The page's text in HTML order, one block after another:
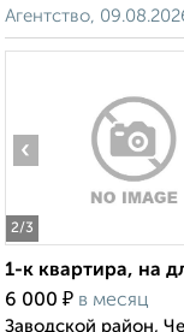
Агентство,
2/3
‹
1-к квартира, на
6 000 ₽ в месяц
Заводской район,